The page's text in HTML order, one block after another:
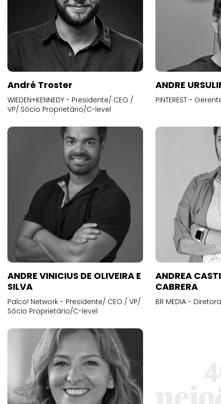
André Troster
WIEDEN+KENNEDY - Presidente/ CEO /
VP/ Sócio Proprietário/C-level
ANDRE
PINTEREST -
ANDRE VINICIUS DE OLIVEIRA E
SILVA
Palco! Network - Presidente/ CEO / VP/
Sócio Proprietário/C-level
ANDREA
CABRERA
BR MEDIA -